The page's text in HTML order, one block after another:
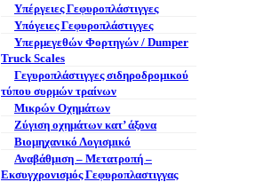
Υπέργειες Γεφυροπλάστιγγες
Υπόγειες Γεφυροπλάστιγγες
Υπερμεγεθών Φορτηγών / Dumper
Truck Scales
Γεγυροπλάστιγγες σιδηροδρομικού
τύπου συρμών τραίνων
Μικρών Οχημάτων
Ζύγιση οχημάτων κατ’ άξονα
Βιομηχανικό Λογισμικό
Αναβάθμιση – Μετατροπή –
Εκσυγχρονισμός Γεφυροπλαστιγγας